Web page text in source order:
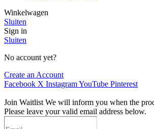
Winkelwagen
Sluiten
Sign in
Sluiten
No account yet?
Create an Account
Facebook X InstagramYouTube Pinterest
Join Waitlist We will inform you when the
Please leave your valid email address below.